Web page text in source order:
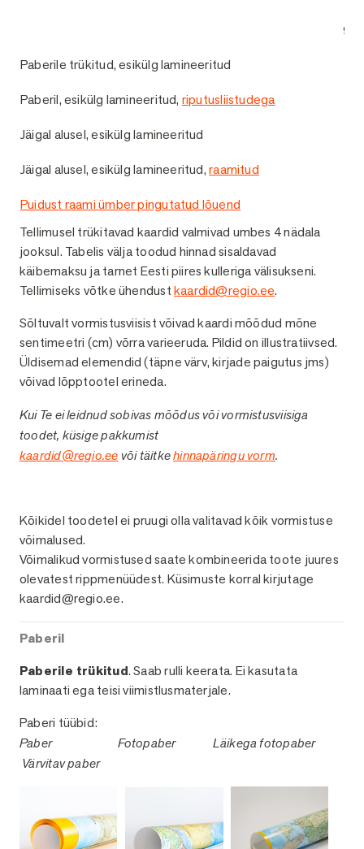
93
Paberile trükitud, esikülg lamineeritud
Paberil, esikülg lamineeritud, riputusliistudega
Jäigal alusel, esikülg lamineeritud
Jäigal alusel, esikülg lamineeritud,raamitud
Puidust raami ümber pingutatud lõuend
Tellimusel trükitavad kaardid valmivad umbes 4 nädala
jooksul. Tabelis välja toodud hinnad sisaldavad
käibemaksu ja tarnet Eesti piires kulleriga välisukseni.
Tellimiseks võtke ühendustkaardid@regio.ee.
Sõltuvalt vormistusviisist võivad kaardi mõõdud mõne
sentimeetri (cm) võrra varieeruda. Pildid on illustratiivsed.
Üldisemad elemendid (täpne värv, kirjade paigutus jms)
võivad lõpptootel erineda.
Kui Te ei leidnud sobivas mõõdus või vormistusviisiga
toodet, küsige pakkumist
kaardid@regio.ee või täitkehinnapäringu vorm.
Viimistlused
Kõikidel toodetel ei pruugi olla valitavad kõik vormistuse
võimalused.
Võimalikud vormistused saate kombineerida toote juures
olevatest rippmenüüdest. Küsimuste korral kirjutage
kaardid@regio.ee.
Paberil
Paberile trükitud. Saab rulli keerata. Ei kasutata
laminaati ega teisi viimistlusmaterjale.
Paberi tüübid:
Paber Fotopaber
Läikega fotopaber
Värvitav paber